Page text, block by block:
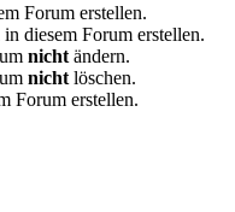
Forum erstellen.
diesem Forum erstellen.
nicht ändern.
nicht löschen.
Forum erstellen.